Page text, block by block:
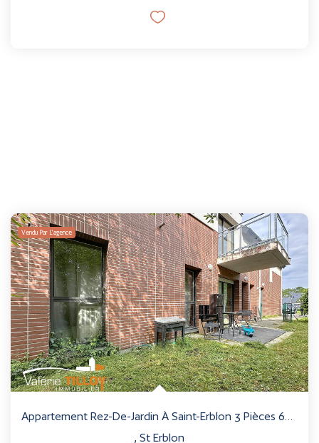
Vendu Par L'agence
, St Erblon